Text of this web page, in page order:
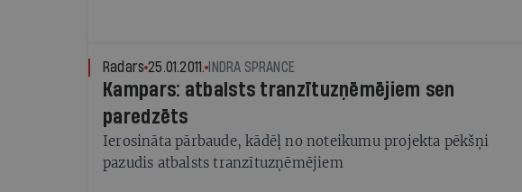
Radars 25.01.2011. INDRA SPRANCE
Kampars: atbalsts tranzītuzņēmējiem sen
paredzēts
Ierosināta pārbaude, kādēļ no noteikumu projekta pēkšņi
pazudis atbalsts tranzītuzņēmējiem